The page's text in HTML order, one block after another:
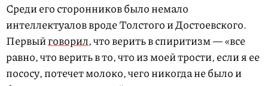
Среди его сторонников было немало
интеллектуалов вроде Толстого и Достоевского.
Первыйговорил, что верить в спиритизм — «все
равно, что верить в то, что из моей трости, если я ее
пососу, потечет молоко, чего никогда не было и